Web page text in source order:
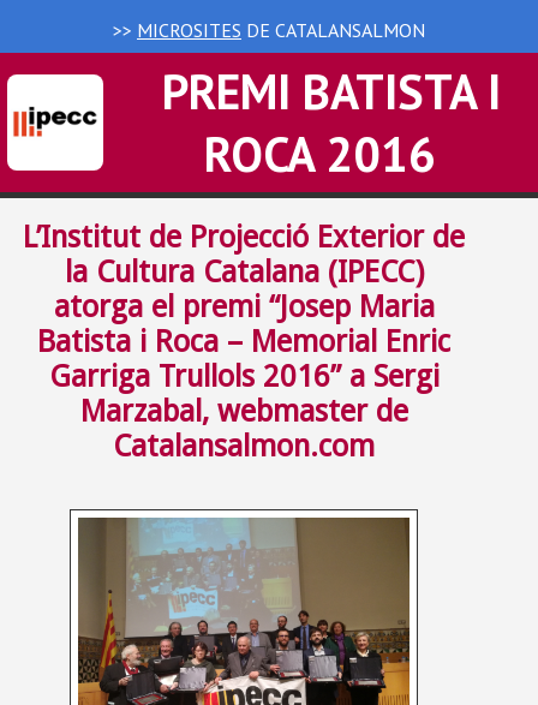
>> MICROSITES DE CATALANSALMON
PREMI BATISTA I
ROCA 2016
L’Institut de Projecció Exterior de
la Cultura Catalana (IPECC)
atorga el premi “Josep Maria
Batista i Roca – Memorial Enric
Garriga Trullols 2016” a Sergi
Marzabal, webmaster de
Catalansalmon.com